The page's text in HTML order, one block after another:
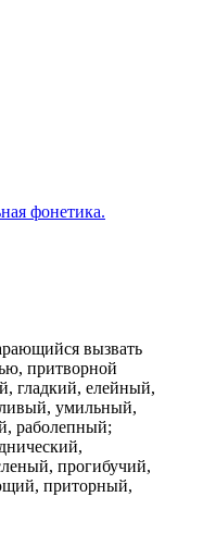
фонетика.
вызвать
притворной
гладкий, елейный,
умильный,
раболепный;
прогибучий,
приторный,